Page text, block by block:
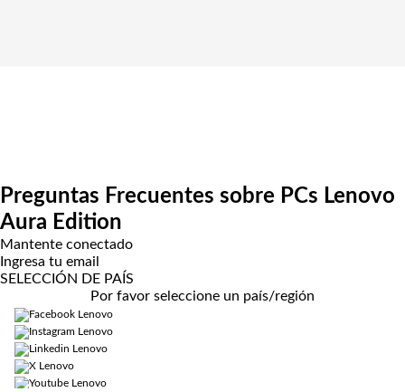
Preguntas Frecuentes sobre PCs Lenovo
Aura Edition
Mantente conectado
Ingresa tu email
SELECCIÓN DE PAÍS
Por favor seleccione un país/región